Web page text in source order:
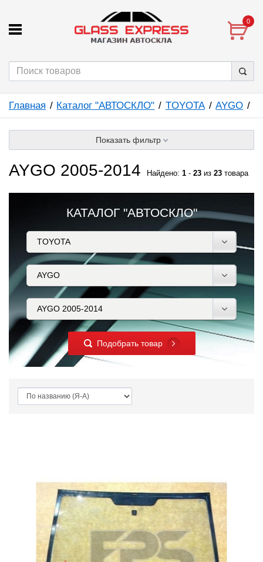
0
Главная Каталог "АВТОСКЛО" TOYOTA AYGO
Показать фильтр
AYGO 2005-2014 Найдено: 1 - 23 из 23 товара
КАТАЛОГ "АВТОСКЛО"
Подобрать товар